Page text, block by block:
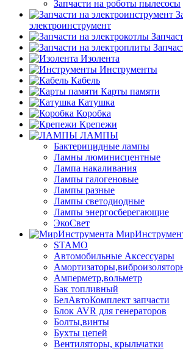
Запчасти на роботы пылесосы
электроинструмент
Изолента
Инструменты
Кабель
Карты памяти
Катушка
Коробка
Крепежи
ЛАМПЫ
Бактерицидные лампы
Ламны люминисцентные
Лампа накаливания
Лампы галогеновые
Лампы разные
Лампы светодиодные
Лампы энергосберегающие
ЭкоСвет
STAMO
Автомобильные Аксессуары
Амперметр,вольметр
Бак топливный
БелАвтоКомплект запчасти
Блок AVR для генераторов
Болты,винты
Бухты цепей
Вентиляторы, крыльчатки